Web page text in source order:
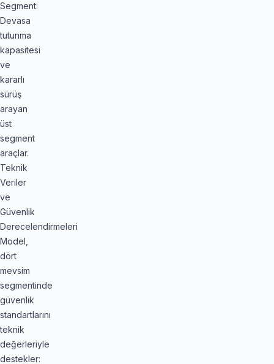
Segment:
Devasa
tutunma
kapasitesi
ve
kararlı
sürüş
arayan
üst
segment
araçlar.
Teknik
Veriler
ve
Güvenlik
Derecelendirmeleri
Model,
dört
mevsim
segmentinde
güvenlik
standartlarını
teknik
değerleriyle
destekler: